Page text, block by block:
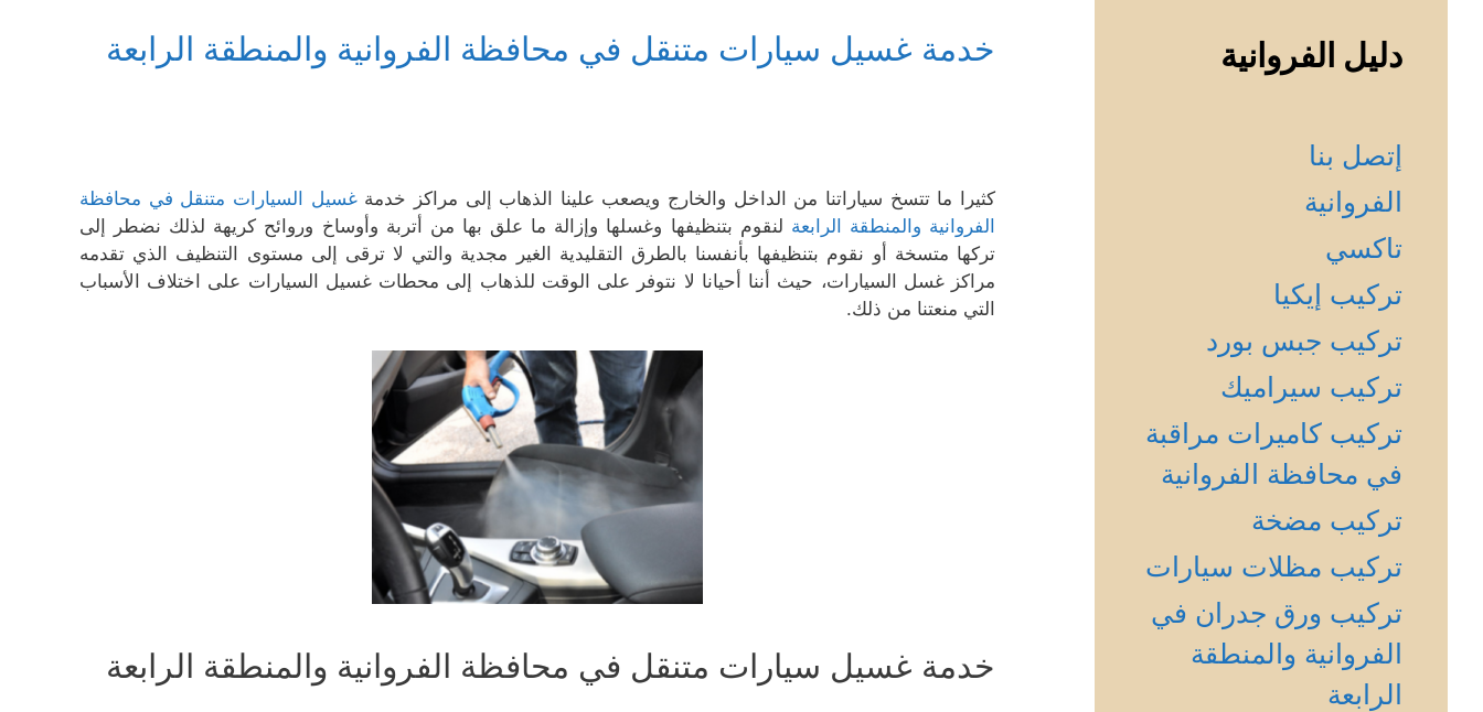
خدمة غسيل سيارات متنقل في محافظة الفروانية والمنطقة الرابعة
كثيرا ما تتسخ سياراتنا من الداخل والخارج ويصعب علينا الذهاب إلى مراكز خدمةغسيل السيارات متنقل في محافظة
الفروانية والمنطقة الرابعة لنقوم بتنظيفها وغسلها وإزالة ما علق بها من أتربة وأوساخ وروائح كريهة لذلك نضطر إلى
تركها متسخة أو نقوم بتنظيفها بأنفسنا بالطرق التقليدية الغير مجدية والتي لا ترقى إلى مستوى التنظيف الذي تقدمه
مراكز غسل السيارات، حيث أننا أحيانا لا نتوفر على الوقت للذهاب إلى محطات غسيل السيارات على اختلاف الأسباب
التي منعتنا من ذلك.
خدمة غسيل سيارات متنقل في محافظة الفروانية والمنطقة الرابعة
دليل الفروانية
إتصل بنا
الفروانية
تاكسي
تركيب إيكيا
تركيب جبس بورد
تركيب سيراميك
تركيب كاميرات مراقبة
في محافظة الفروانية
تركيب مضخة
تركيب مظلات سيارات
تركيب ورق جدران في
الفروانية والمنطقة
الرابعة